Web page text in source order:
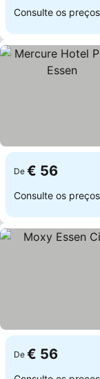
Consulte os
De € 56
Consulte os
De € 56